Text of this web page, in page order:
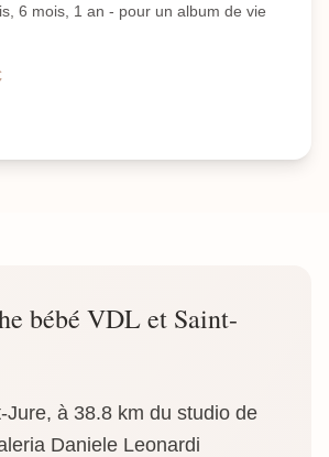
6 mois, 1 an - pour un album de vie
bébé VDL et Saint-
Jure, à 38.8 km du studio de
Daniele Leonardi